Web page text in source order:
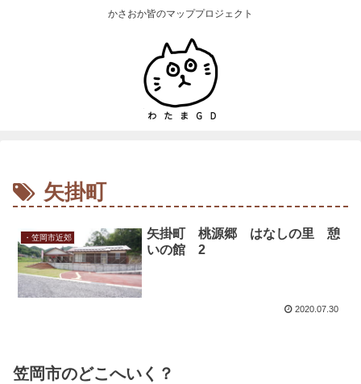
かさおか皆のマッププロジェクト
矢掛町
・笠岡市近郊
矢掛町 桃源郷 はなしの里 憩
いの館 2
2020.07.30
笠岡市のどこへいく？